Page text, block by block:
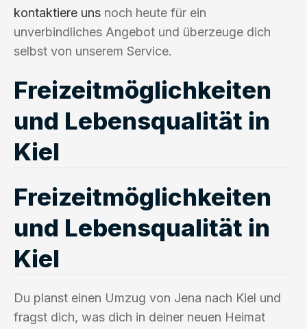
kontaktiere uns noch heute für ein
unverbindliches Angebot und überzeuge dich
selbst von unserem Service.
Freizeitmöglichkeiten
und Lebensqualität in
Kiel
Freizeitmöglichkeiten
und Lebensqualität in
Kiel
Du planst einen Umzug von Jena nach Kiel und
fragst dich, was dich in deiner neuen Heimat